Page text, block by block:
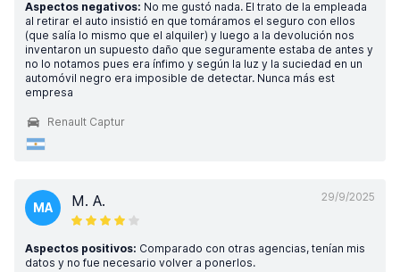
Aspectos negativos: No me gustó nada. El trato de la empleada
al retirar el auto insistió en que tomáramos el seguro con ellos
(que salía lo mismo que el alquiler) y luego a la devolución nos
inventaron un supuesto daño que seguramente estaba de antes y
no lo notamos pues era ínfimo y según la luz y la suciedad en un
automóvil negro era imposible de detectar. Nunca más est
empresa
Renault Captur
29/9/2025
MA M. A.
Aspectos positivos: Comparado con otras agencias, tenían mis
datos y no fue necesario volver a ponerlos.